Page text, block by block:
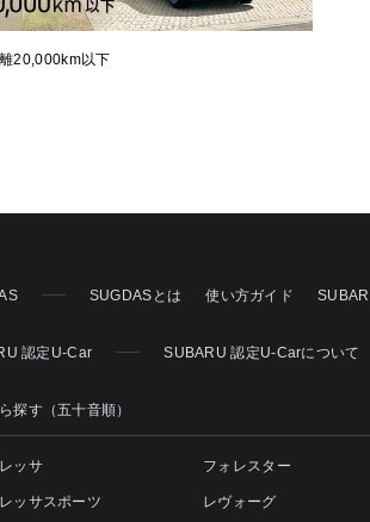
20,000km以下
SUGDASとは 使い方ガイド
認定U-Car SUBARU 認定U-Carについて
探す（五十音順）
ッサ
ッサスポーツ
フォレスター
レヴォーグ